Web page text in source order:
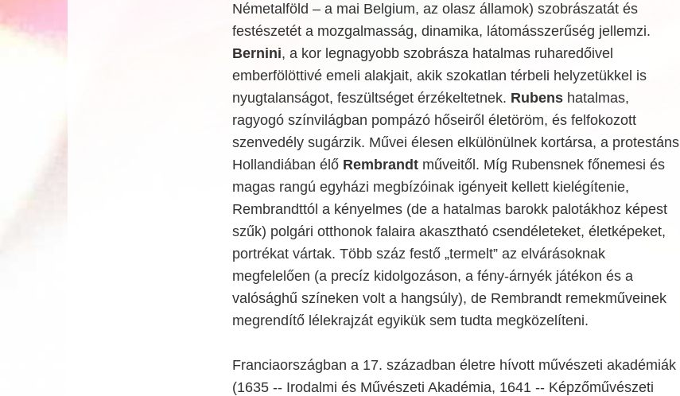
Németalföld – a mai Belgium, az olasz államok) szobrászatát és
festészetét a mozgalmasság, dinamika, látomásszerűség jellemzi.
Bernini, a kor legnagyobb szobrásza hatalmas ruharedőivel
emberfölöttivé emeli alakjait, akik szokatlan térbeli helyzetükkel is
nyugtalanságot, feszültséget érzékeltetnek. Rubenshatalmas,
ragyogó színvilágban pompázó hőseiről életöröm, és felfokozott
szenvedély sugárzik. Művei élesen elkülönülnek kortársa, a protestáns
Hollandiában élő Rembrandtműveitől. Míg Rubensnek főnemesi és
magas rangú egyházi megbízóinak igényeit kellett kielégítenie,
Rembrandttól a kényelmes (de a hatalmas barokk palotákhoz képest
szűk) polgári otthonok falaira akasztható csendéleteket, életképeket,
portrékat vártak. Több száz festő „termelt” az elvárásoknak
megfelelően (a precíz kidolgozáson, a fény-árnyék játékon és a
valósághű színeken volt a hangsúly), de Rembrandt remekműveinek
megrendítő lélekrajzát egyikük sem tudta megközelíteni.
Franciaországban a 17. században életre hívott művészeti akadémiák
(1635 -- Irodalmi és Művészeti Akadémia, 1641 -- Képzőművészeti